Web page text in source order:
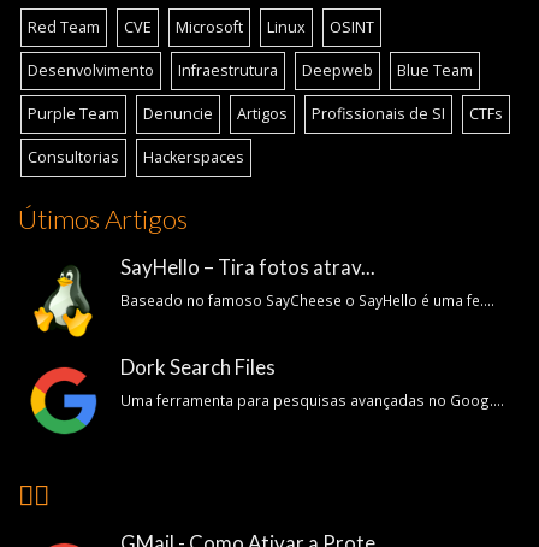
Red Team CVE Microsoft Linux OSINT
Desenvolvimento Infraestrutura Deepweb Blue Team
Purple Team Denuncie Artigos Profissionais de SI CTFs
Consultorias Hackerspaces
Útimos Artigos
SayHello – Tira fotos atrav...
Baseado no famoso SayCheese o SayHello é uma fe....
Dork Search Files
Uma ferramenta para pesquisas avançadas no Goog....
👍🏽